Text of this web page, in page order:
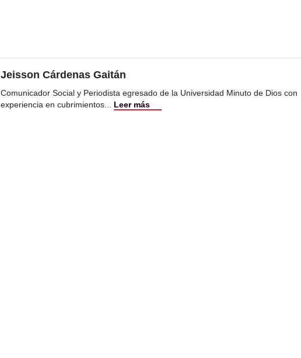
Jeisson Cárdenas Gaitán
Comunicador Social y Periodista egresado de la Universidad Minuto de Dios con
experiencia en cubrimientos... Leer más